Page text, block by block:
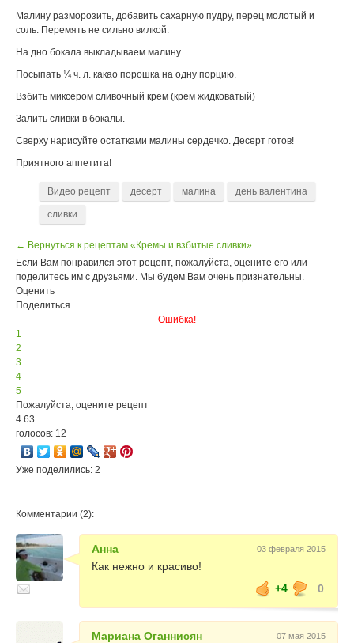
Малину разморозить, добавить сахарную пудру, перец молотый и
соль. Перемять не сильно вилкой.
На дно бокала выкладываем малину.
Посыпать ¼ ч. л. какао порошка на одну порцию.
Взбить миксером сливочный крем (крем жидковатый)
Залить сливки в бокалы.
Сверху нарисуйте остатками малины сердечко. Десерт готов!
Приятного аппетита!
Видео рецепт десерт малина день валентина
сливки
← Вернуться к рецептам «Кремы и взбитые сливки»
Если Вам понравился этот рецепт, пожалуйста, оцените его или
поделитесь им с друзьями. Мы будем Вам очень признательны.
Оценить
Поделиться
Ошибка!
1
2
3
4
5
Пожалуйста, оцените рецепт
4.63
голосов: 12
Уже поделились: 2
Комментарии (2):
Анна 03 февраля 2015
Как нежно и красиво!
+4
0
Мариана Оганнисян 07 мая 2015